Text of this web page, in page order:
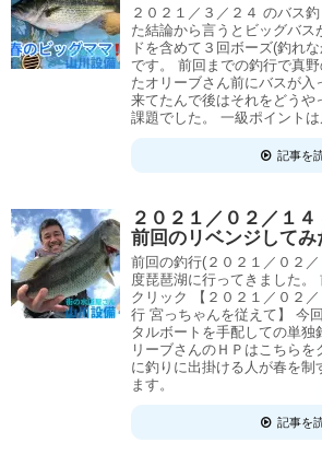
２０２１／３／２４ のバス
た結論から言うとビッグバス
ドを含めて３回ボーズ(釣れ
です。 前回までの釣行で真
たオリーブさん前にバスが入
来てたんで後はそれをどうや
課題でした。 一級ポイントは
記事を
２０２１／０２／１
前回のリベンジしてみ
前回の釣行(２０２１／０２
度琵琶湖に行ってきました。
クリック 【２０２１／０２
行 宮っちゃんを従えて】 今
タルボートを手配しての単独
リーブさんのＨＰはこちらを
に釣りに出掛ける人が春を制
ます。
記事を